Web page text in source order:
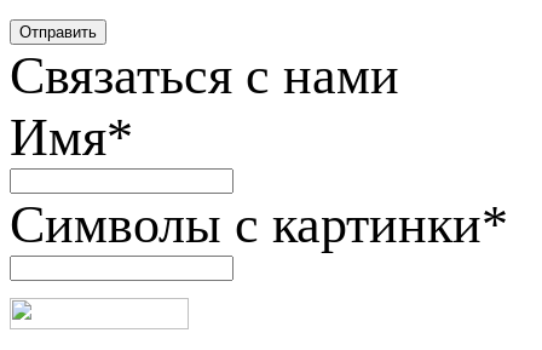
Связаться с нами
Имя*
Символы с картинки*